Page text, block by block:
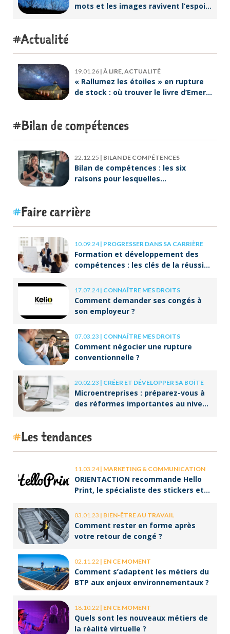
mots et les images ravivent l’espoir
Actualité
19.01.26 | À LIRE, ACTUALITÉ
« Rallumez les étoiles » en rupture
de stock : où trouver le livre d’Emeric
Bilan de compétences
22.12.25 | BILAN DE COMPÉTENCES
Bilan de compétences : les six
raisons pour lesquelles
Faire carrière
10.09.24| PROGRESSER DANS SA CARRIÈRE
Formation et développement des
compétences : les clés de la réussite
17.07.24| CONNAÎTRE MES DROITS
Comment demander ses congés à
son employeur ?
07.03.23 | CONNAÎTRE MES DROITS
Comment négocier une rupture
conventionnelle ?
20.02.23 | CRÉER ET DÉVELOPPER SA BOÎTE
Microentreprises : préparez-vous à
des réformes importantes au niveau
Les tendances
11.03.24| MARKETING & COMMUNICATION
ORIENTACTION recommande Hello
Print, le spécialiste des stickers et
03.01.23 | BIEN-ÊTRE AU TRAVAIL
Comment rester en forme après
votre retour de congé ?
02.11.22 | EN CE MOMENT
Comment s’adaptent les métiers du
BTP aux enjeux environnementaux ?
18.10.22 | EN CE MOMENT
Quels sont les nouveaux métiers de
la réalité virtuelle ?